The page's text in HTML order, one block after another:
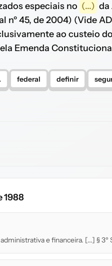
especiais no (...) da
nº 45, de 2004) (Vide
ao custeio
Emenda
federal definir
1988
e financeira. [...] § 3º